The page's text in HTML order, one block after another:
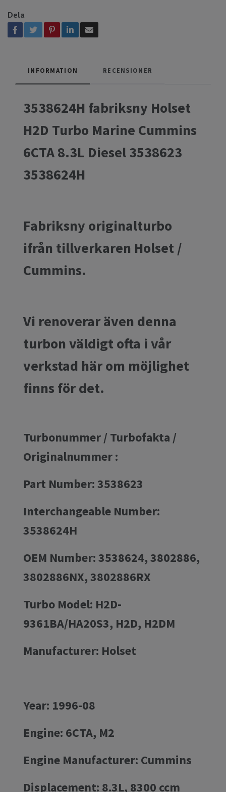
Dela
INFORMATION RECENSIONER
3538624H fabriksny Holset
H2D Turbo Marine Cummins
6CTA 8.3L Diesel 3538623
3538624H
Fabriksny originalturbo
ifrån tillverkaren Holset /
Cummins.
Vi renoverar även denna
turbon väldigt ofta i vår
verkstad här om möjlighet
finns för det.
Turbonummer / Turbofakta /
Originalnummer :
Part Number: 3538623
Interchangeable Number:
3538624H
OEM Number: 3538624, 3802886,
3802886NX, 3802886RX
Turbo Model: H2D-
9361BA/HA20S3, H2D, H2DM
Manufacturer: Holset
Year: 1996-08
Engine: 6CTA, M2
Engine Manufacturer: Cummins
Displacement: 8.3L, 8300 ccm